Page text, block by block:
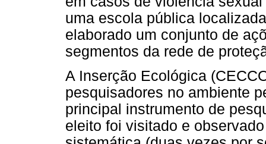
uma escola pública
elaborado um conjunto de
segmentos da rede de
A Inserção Ecológica
pesquisadores no ambiente
principal instrumento de
eleito foi visitado e